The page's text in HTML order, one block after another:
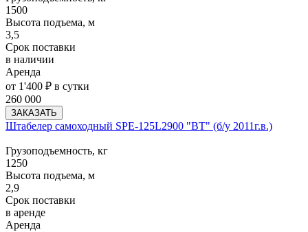
1500
Высота подъема, м
3,5
Срок поставки
в наличии
Аренда
от 1'400 ₽ в сутки
260 000
ЗАКАЗАТЬ
Штабелер самоходный SPE-125L2900 "BT" (б/у 2011г.в.)
Грузоподъемность, кг
1250
Высота подъема, м
2,9
Срок поставки
в аренде
Аренда